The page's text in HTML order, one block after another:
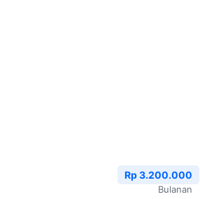
Rp 3.200.000
Bulanan